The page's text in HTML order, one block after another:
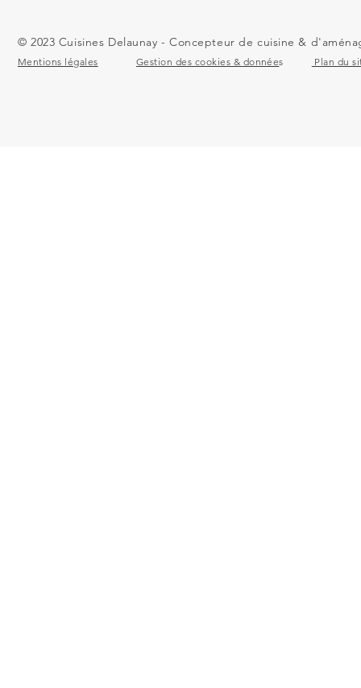
© 2023 Cuisines Delaunay - Concepteur de cuisine &
Mentions légales Gestion des cookies & données Plan du